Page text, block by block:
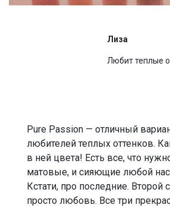
Лиза
Любит теплые
Pure Passion — отличный
любителей теплых оттенков.
в ней цвета! Есть все, что
матовые, и сияющие любой
Кстати, про последние. Второй
просто любовь. Все три